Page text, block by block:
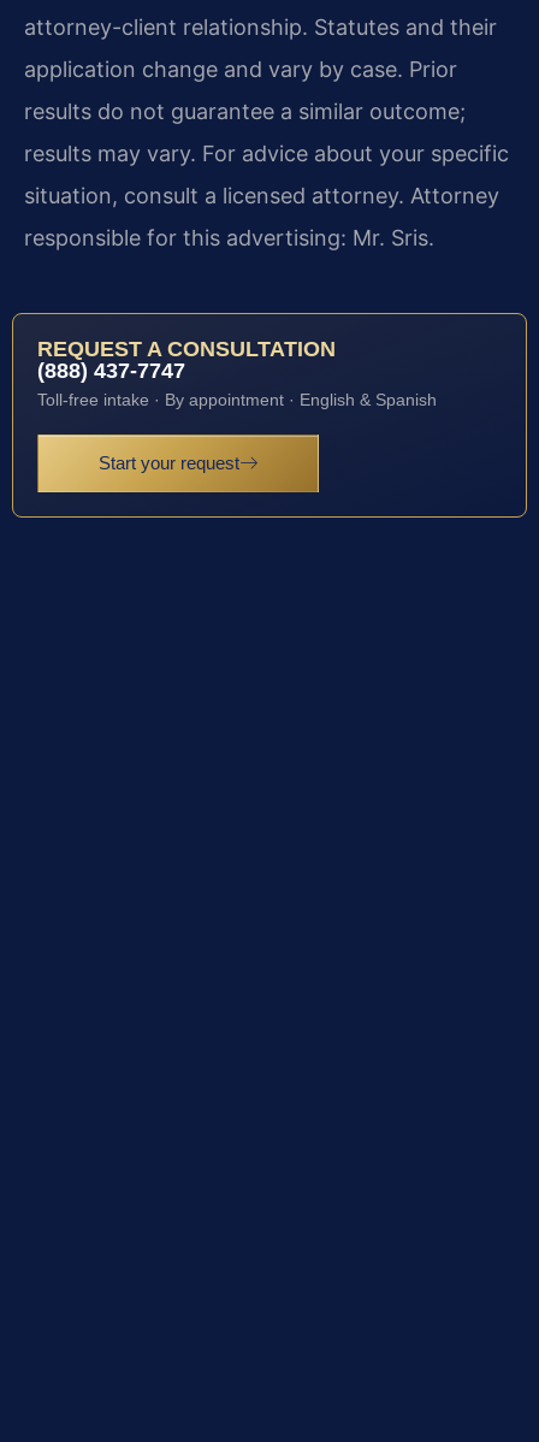
attorney-client relationship. Statutes and their
application change and vary by case. Prior
results do not guarantee a similar outcome;
results may vary. For advice about your specific
situation, consult a licensed attorney. Attorney
responsible for this advertising: Mr. Sris.
REQUEST A CONSULTATION
(888) 437-7747
Toll-free intake · By appointment · English & Spanish
Start your request